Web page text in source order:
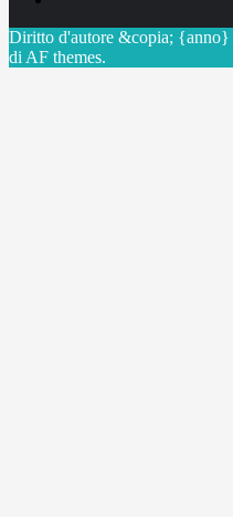
Diritto d'autore &copia;
di AF themes.